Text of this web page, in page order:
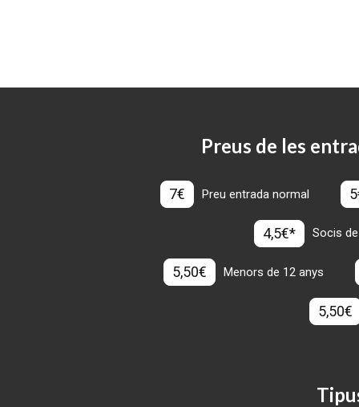
Preus de les
7€ Preu entrada normal
4,5€* Socis
5,50€ Menors de 12 anys
5,50€